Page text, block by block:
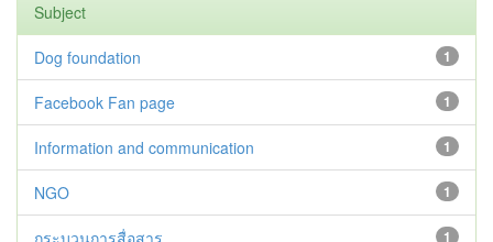
Subject
1
Dog foundation
1
Facebook Fan page
1
Information and communication
1
NGO
1
กระบวนการสื่อสาร